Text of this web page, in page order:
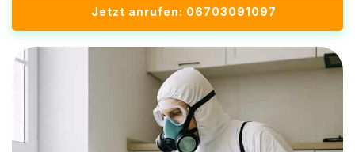
Jetzt anrufen: 06703091097